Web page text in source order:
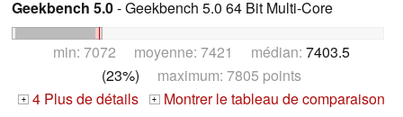
Geekbench 5.0- Geekbench 5.0 64 Bit Multi-Core
min: 7072 moyenne: 7421 médian: 7403.5
(23%) maximum: 7805 points
+ 4 Plus de détails + Montrer le tableau de comparaison